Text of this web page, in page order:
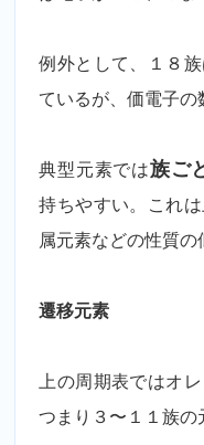
例外として、１８
ているが、価電子の
典型元素では族ご
持ちやすい。これ
属元素などの性質の
遷移元素
上の周期表ではオ
つまり３〜１１族の